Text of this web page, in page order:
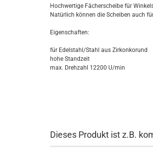
Hochwertige Fächerscheibe für
Natürlich können die Scheiben auch
Eigenschaften:
für Edelstahl/Stahl aus Zirkonkorund
hohe Standzeit
max. Drehzahl 12200 U/min
Dieses Produkt ist z.B.